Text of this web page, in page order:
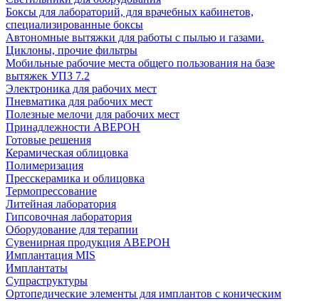
Боксы для лабораторий, для врачебных кабинетов,
специализированные боксы
Автономные вытяжки для работы с пылью и газами.
Циклоны, прочие фильтры
Мобильные рабочие места общего пользования на базе
вытяжек УПЗ 7.2
Электроника для рабочих мест
Пневматика для рабочих мест
Полезные мелочи для рабочих мест
Принадлежности АВЕРОН
Готовые решения
Керамическая облицовка
Полимеризация
Пресскерамика и облицовка
Термопрессование
Литейная лаборатория
Гипсовочная лаборатория
Оборудование для терапии
Сувенирная продукция АВЕРОН
Имплантация MIS
Имплантаты
Супраструктуры
Ортопедические элементы для имплантов с коническим